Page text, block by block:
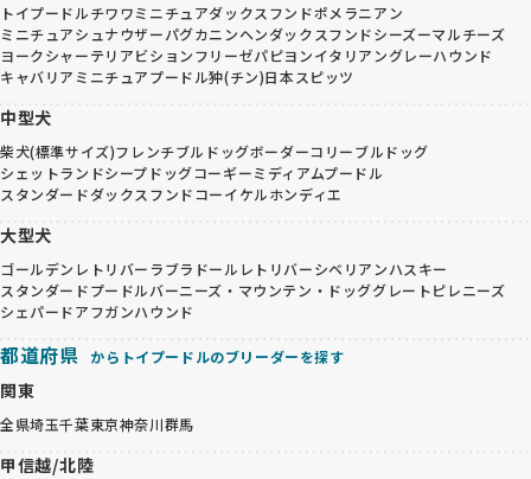
トイプードルチワワミニチュアダックスフンドポメラニアン
ミニチュアシュナウザーパグカニンヘンダックスフンドシーズーマルチーズ
ヨークシャーテリアビションフリーゼパピヨンイタリアングレーハウンド
キャバリア ミニチュアプードル狆(チン)日本スピッツ
中型犬
柴犬(標準サイズ)フレンチブルドッグボーダーコリーブルドッグ
シェットランドシープドッグコーギーミディアムプードル
スタンダードダックスフンドコーイケルホンディエ
大型犬
ゴールデンレトリバー ラブラドールレトリバーシベリアンハスキー
スタンダードプードルバーニーズ・マウンテン・ドッググレートピレニーズ
シェパードアフガンハウンド
都道府県 からトイプードルのブリーダーを探す
関東
全県埼玉千葉東京神奈川群馬
甲信越/北陸